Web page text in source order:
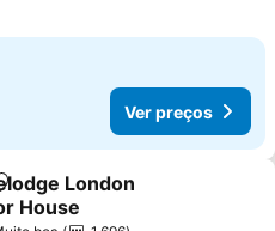
Ver preços
aos favoritos
London
House